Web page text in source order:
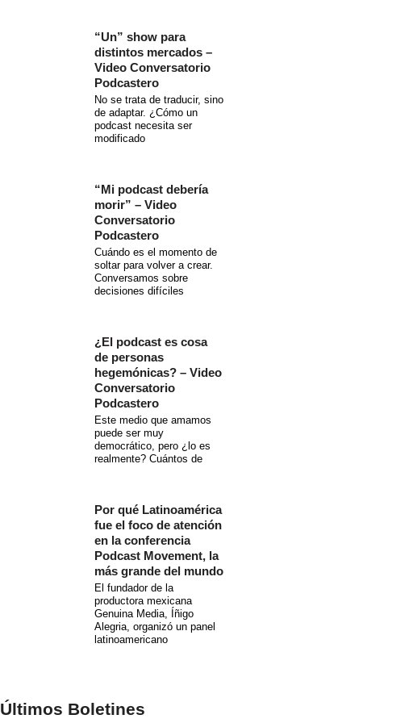
“Un” show para
distintos mercados –
Video Conversatorio
Podcastero
No se trata de traducir, sino
de adaptar. ¿Cómo un
podcast necesita ser
modificado
“Mi podcast debería
morir” – Video
Conversatorio
Podcastero
Cuándo es el momento de
soltar para volver a crear.
Conversamos sobre
decisiones difíciles
¿El podcast es cosa
de personas
hegemónicas? – Video
Conversatorio
Podcastero
Este medio que amamos
puede ser muy
democrático, pero ¿lo es
realmente? Cuántos de
Por qué Latinoamérica
fue el foco de atención
en la conferencia
Podcast Movement, la
más grande del mundo
El fundador de la
productora mexicana
Genuina Media, Íñigo
Alegria, organizó un panel
latinoamericano
Últimos Boletines